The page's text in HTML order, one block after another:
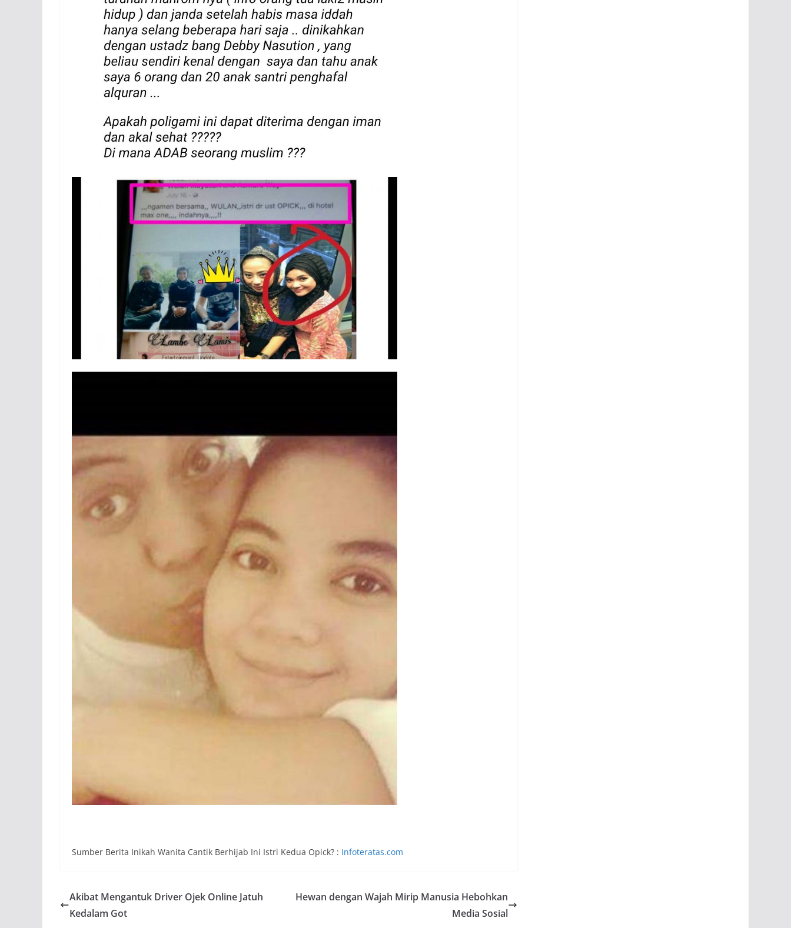
Sumber Berita Inikah Wanita Cantik Berhijab Ini Istri Kedua Opick? : Infoteratas.com
Akibat Mengantuk Driver Ojek Online Jatuh
Kedalam Got
Hewan dengan Wajah Mirip Manusia Hebohkan
Media Sosial